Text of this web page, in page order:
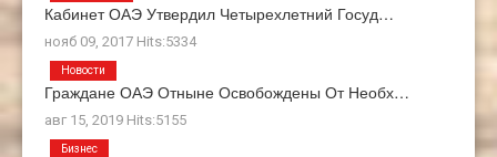
Кабинет ОАЭ Утвердил Четырехлетний Госуд…
нояб 09, 2017 Hits:5334
Граждане ОАЭ Отныне Освобождены От Необх…
авг 15, 2019 Hits:5155
Новости
Бизнес